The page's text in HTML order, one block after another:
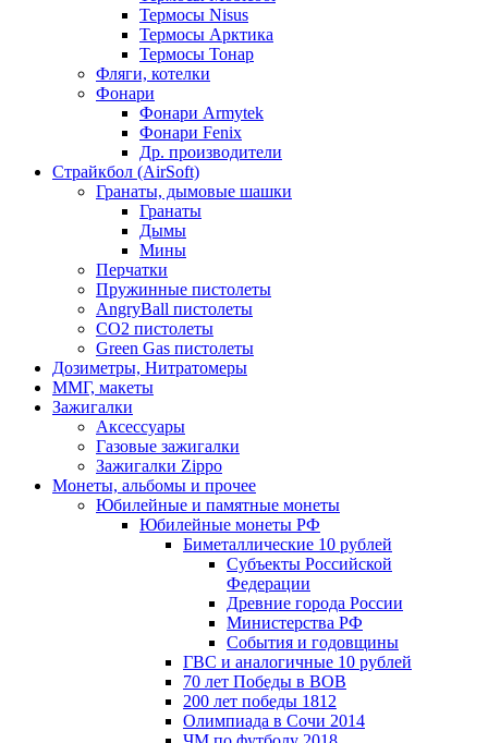
Термосы Nisus
Термосы Арктика
Термосы Тонар
Фляги, котелки
Фонари
Фонари Armytek
Фонари Fenix
Др. производители
Страйкбол (AirSoft)
Гранаты, дымовые шашки
Гранаты
Дымы
Мины
Перчатки
Пружинные пистолеты
AngryBall пистолеты
CO2 пистолеты
Green Gas пистолеты
Дозиметры, Нитратомеры
ММГ, макеты
Зажигалки
Аксессуары
Газовые зажигалки
Зажигалки Zippo
Монеты, альбомы и прочее
Юбилейные и памятные монеты
Юбилейные монеты РФ
Биметаллические 10 рублей
Субъекты Российской
Федерации
Древние города России
Министерства РФ
События и годовщины
ГВС и аналогичные 10 рублей
70 лет Победы в ВОВ
200 лет победы 1812
Олимпиада в Сочи 2014